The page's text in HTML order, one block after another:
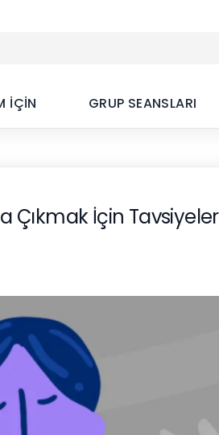
İÇİN GRUP SEANSLARI
Çıkmak İçin Tavsiyeler